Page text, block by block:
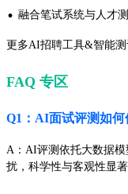
· 融合笔试系统与人才
更多AI招聘工具&智能测
FAQ 专区
Q1：AI面试评测如何
A：AI评测依托大数据
扰，科学性与客观性显